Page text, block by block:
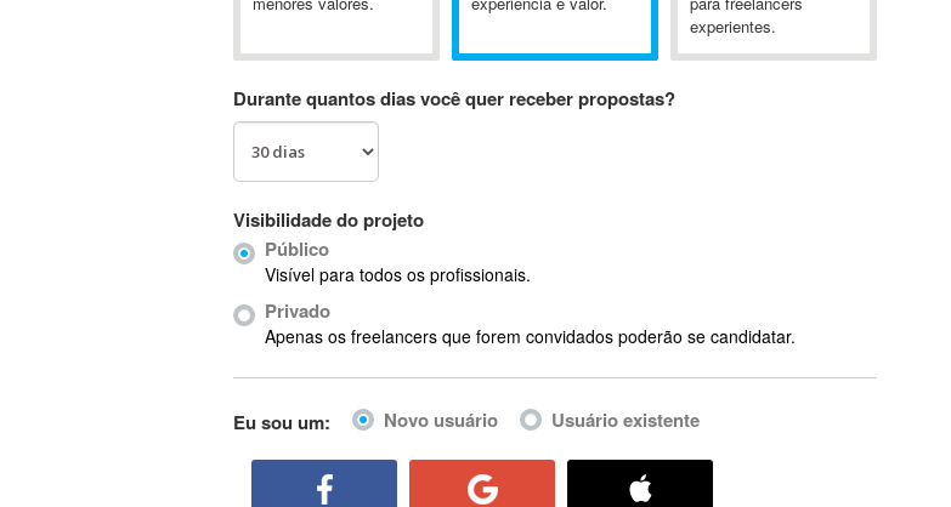
A-GPS
Ab Initio
ABIS
AbleCommerce
Ableton Live
Abstract Window Toolkit (AWT)
experientes.
Durante quantos dias você quer receber propostas?
Visibilidade do projeto
Público
Visível para todos os profissionais.
Privado
Apenas os freelancers que forem convidados poderão se candidatar.
Eu sou um: Novo usuário Usuário existente